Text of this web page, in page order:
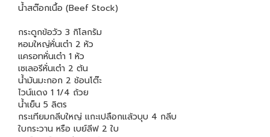
น้ำสต๊อกเนื้อ (Beef Stock)
กระดูกข้อวัว 3 กิโลกรัม
หอมใหญ่หั่นเต๋า 2 หัว
แครอทหั่นเต๋า 1 หัว
เซเลอรีหั่นเต๋า 2 ต้น
น้ำมันมะกอก 2 ช้อนโต๊ะ
ไวน์แดง 1 1/4 ถ้วย
น้ำเย็น 5 ลิตร
กระเทียมกลีบใหญ่ แกะเปลือกแล้วบุบ 4 กลีบ
ใบกระวาน หรือ เบย์ลีฟ 2 ใบ